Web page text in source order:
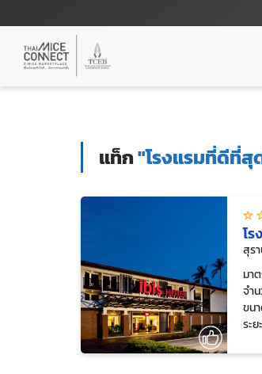
แท็ก"โรงแรมที่ดีที่สุ
โ
สุร
มา
จำ
ขน
ระย